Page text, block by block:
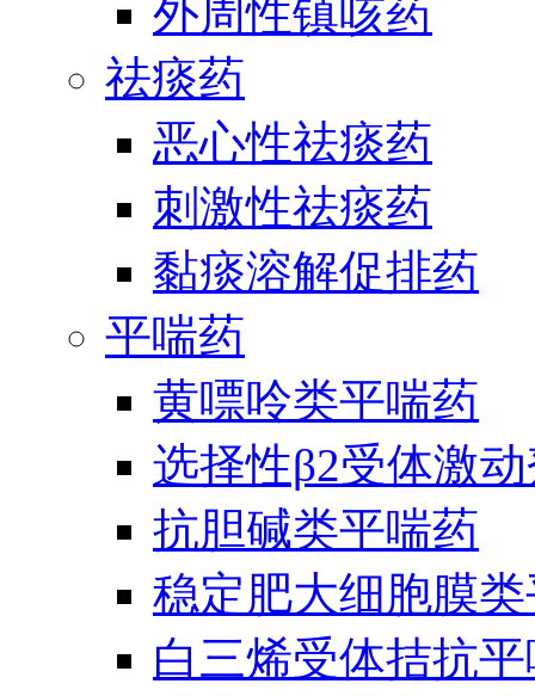
外周性镇咳药
祛痰药
恶心性祛痰药
刺激性祛痰药
黏痰溶解促排药
平喘药
黄嘌呤类平喘药
选择性β2受体激
抗胆碱类平喘药
稳定肥大细胞膜
白三烯受体拮抗